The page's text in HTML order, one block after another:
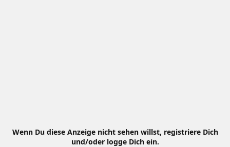
Wenn Du diese Anzeige nicht sehen willst, registriere Dich
und/oder logge Dich ein.